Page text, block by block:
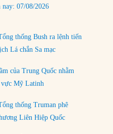
07/08/2026
thống Bush ra lệnh tiến
Lá chắn Sa mạc
của Trung Quốc nhằm
Mỹ Latinh
thống Truman phê
Liên Hiệp Quốc